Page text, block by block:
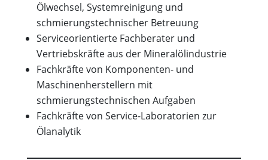
Ölwechsel, Systemreinigung und
schmierungstechnischer Betreuung
Serviceorientierte Fachberater und
Vertriebskräfte aus der Mineralölindustrie
Fachkräfte von Komponenten- und
Maschinenherstellern mit
schmierungstechnischen Aufgaben
Fachkräfte von Service-Laboratorien zur
Ölanalytik